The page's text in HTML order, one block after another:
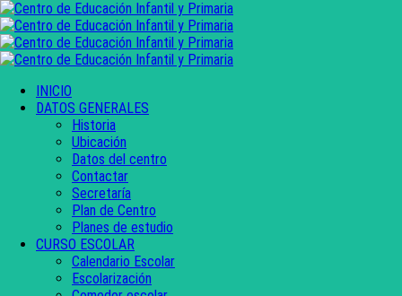
INICIO
DATOS GENERALES
Historia
Ubicación
Datos del centro
Contactar
Secretaría
Plan de Centro
Planes de estudio
CURSO ESCOLAR
Calendario Escolar
Escolarización